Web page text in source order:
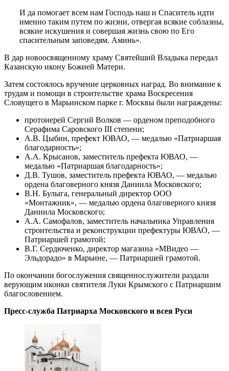
И да помогает всем нам Господь наш и Спаситель идти
именно таким путем по жизни, отвергая всякие соблазны,
всякие искушения и совершая жизнь свою по Его
спасительным заповедям. Аминь».
В дар новоосвященному храму Святейший Владыка передал
Казанскую икону Божией Матери.
Затем состоялось вручение церковных наград. Во внимание к
трудам и помощи в строительстве храма Воскресения
Словущего в Марьинском парке г. Москвы были награждены:
протоиерей Сергий Волков — орденом преподобного
Серафима Саровского III степени;
А.В. Цыбин, префект ЮВАО, — медалью «Патриаршая
благодарность»;
А.А. Крысанов, заместитель префекта ЮВАО, —
медалью «Патриаршая благодарность»;
Д.В. Тушов, заместитель префекта ЮВАО, — медалью
ордена благоверного князя Даниила Московского;
В.Н. Булыга, генеральный директор ООО
«Монтажник», — медалью ордена благоверного князя
Даниила Московского;
А.А. Самофалов, заместитель начальника Управления
строительства и реконструкции префектуры ЮВАО, —
Патриаршей грамотой;
В.Г. Сердюченко, директор магазина «МВидео —
Эльдорадо» в Марьине, — Патриаршей грамотой.
По окончании богослужения священнослужители раздали
верующим иконки святителя Луки Крымского с Патриаршим
благословением.
Пресс-служба Патриарха Московского и всея Руси